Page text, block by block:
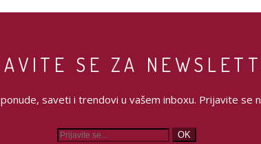
SE ZA
saveti i trendovi u vašem inboxu. Prijavite se
OK